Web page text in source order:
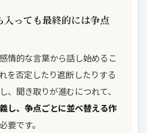
っても最終的には争点
情的な言葉から話し始めるこ
を否定したり遮断したりする
、聞き取りが進むにつれて、
し、争点ごとに並べ替える作
要です。